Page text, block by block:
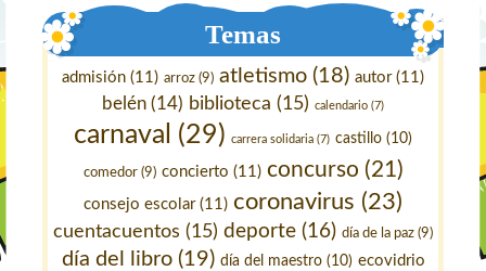
Temas
admisión (11) arroz (9) atletismo (18) autor(11)
belén (14) biblioteca (15) calendario (7)
carnaval (29) carrera solidaria (7) castillo (10)
comedor(9) concierto (11) concurso (21)
consejo escolar(11) coronavirus (23)
cuentacuentos (15) deporte (16) día de la paz (9)
día del libro(19) día del maestro(10) ecovidrio